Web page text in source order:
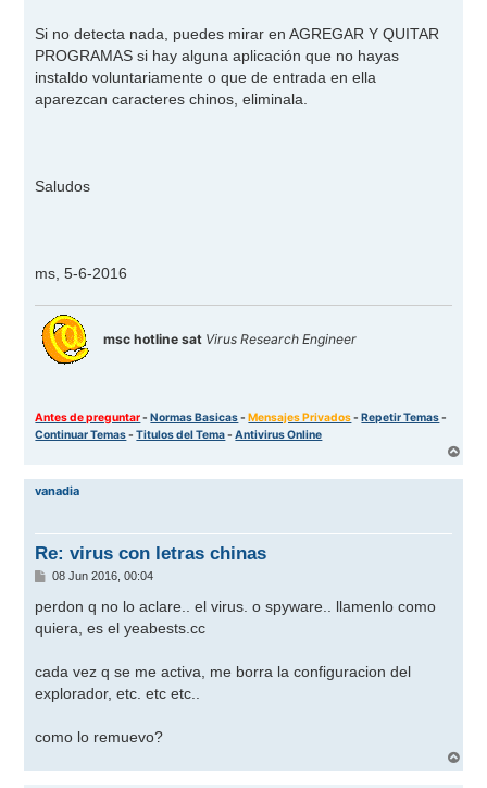
Si no detecta nada, puedes mirar en AGREGAR Y QUITAR
PROGRAMAS si hay alguna aplicación que no hayas
instaldo voluntariamente o que de entrada en ella
aparezcan caracteres chinos, eliminala.
Saludos
ms, 5-6-2016
msc hotline sat Virus Research Engineer
Antes de preguntar-Normas Basicas-Mensajes Privados-Repetir Temas-
Continuar Temas-Titulos del Tema-Antivirus Online
r
vanadia
Re: virus con letras chinas
M
n
a
08 Jun 2016, 00:04
perdon q no lo aclare.. el virus. o spyware.. llamenlo como
quiera, es el yeabests.cc
cada vez q se me activa, me borra la configuracion del
explorador, etc. etc etc..
como lo remuevo?
r